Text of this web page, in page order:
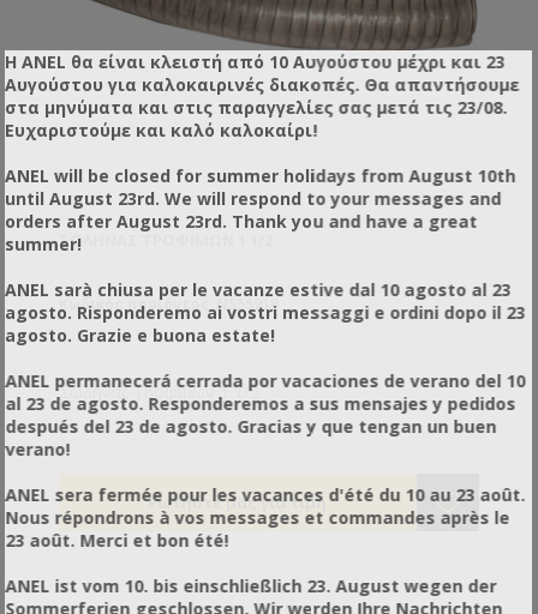
ΣΩΛΉΝΑΣ ΤΡΟΦΊΜΩΝ 1 1/2``
Κωδικός προϊόντος: NS55910
Σωλήνας Τροφίμων 1 1/2``
Η ANEL θα είναι κλειστή από 10 Αυγούστου μέχρι και 23
Αυγούστου για καλοκαιρινές διακοπές. Θα απαντήσουμε
στα μηνύματα και στις παραγγελίες σας μετά τις 23/08.
Ευχαριστούμε και καλό καλοκαίρι!
ANEL will be closed for summer holidays from August 10th
until August 23rd. We will respond to your messages and
orders after August 23rd. Thank you and have a great
summer!
ANEL sarà chiusa per le vacanze estive dal 10 agosto al 23
agosto. Risponderemo ai vostri messaggi e ordini dopo il 23
agosto. Grazie e buona estate!
ANEL permanecerá cerrada por vacaciones de verano del 10
al 23 de agosto. Responderemos a sus mensajes y pedidos
después del 23 de agosto. Gracias y que tengan un buen
verano!
ANEL sera fermée pour les vacances d'été du 10 au 23 août.
Nous répondrons à vos messages et commandes après le
23 août. Merci et bon été!
ANEL ist vom 10. bis einschließlich 23. August wegen der
Sommerferien geschlossen. Wir werden Ihre Nachrichten